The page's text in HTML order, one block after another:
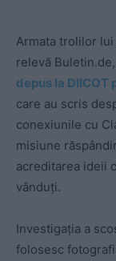
Armata trolilor
relevă
depus la DIICOT
care au scris
conexiunile cu
misiune
acreditarea ideii
vânduți.
Investigația a
folosesc